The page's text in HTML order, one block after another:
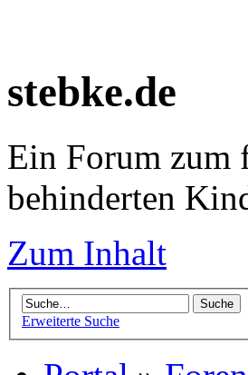
stebke.de
Ein Forum zum
behinderten
Zum Inhalt
Erweiterte Suche